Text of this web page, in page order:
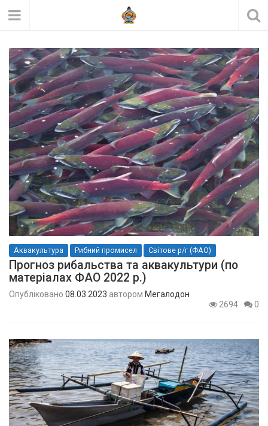
Аквакультура Рибний промисел Світове р/г (ФАО)
Прогноз рибальства та аквакультури (по
матеріалах ФАО 2022 р.)
Опубліковано 08.03.2023 автором Мегалодон
2694
0